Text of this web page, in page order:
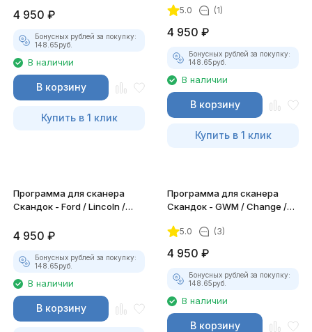
4 950 ₽
Бонусных рублей за покупку:
148.65руб.
В наличии
В корзину
Купить в 1 клик
5.0 (1)
4 950 ₽
Бонусных рублей за покупку:
148.65руб.
В наличии
В корзину
Купить в 1 клик
Программа для сканера
Скандок - Ford / Lincoln /
4 950 ₽
Бонусных рублей за покупку:
148.65руб.
В наличии
В корзину
Программа для сканера
Скандок - GWM / Change /
5.0 (3)
4 950 ₽
Бонусных рублей за покупку:
148.65руб.
В наличии
В корзину